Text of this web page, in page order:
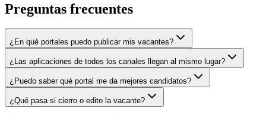
Preguntas frecuentes
¿En qué portales puedo publicar mis vacantes?
¿Las aplicaciones de todos los canales llegan al mismo lugar?
¿Puedo saber qué portal me da mejores candidatos?
¿Qué pasa si cierro o edito la vacante?